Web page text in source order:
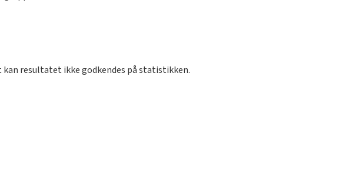
kan resultatet ikke godkendes på statistikken.